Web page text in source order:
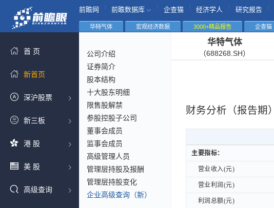
前瞻网 前瞻数据库 企查猫 经济学人 研究报告
首 页
新首页
深沪股票
新三板
港 股
美 股
高级查询
华特气体 宏观经济数据 3000+精品报告 企查猫
公司介绍
证券简介
股本结构
十大股东明细
限售股解禁
参股控股子公司
董事会成员
监事会成员
高级管理人员
管理层持股及报酬
管理层持股变化
企业高级查询（新）
华特气体
（688268.SH）
财务分析（报告期）
主要指标：
营业收入(元)
营业利润(元)
利润总额(元)
主要指标：
营业收入(元)
营业利润(元)
利润总额(元)